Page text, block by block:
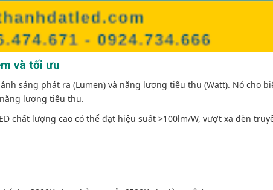
và tối ưu
sáng phát ra (Lumen) và năng lượng tiêu thụ (Watt). Nó cho
lượng tiêu thụ.
chất lượng cao có thể đạt hiệu suất >100lm/W, vượt xa đèn